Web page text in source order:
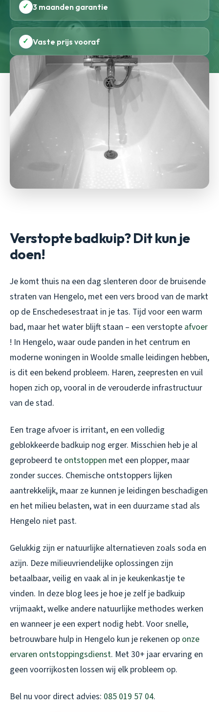
✓ 3 maanden garantie
✓ Vaste prijs vooraf
Verstopte badkuip? Dit kun je
doen!
Je komt thuis na een dag slenteren door de bruisende
straten van Hengelo, met een vers brood van de markt
op de Enschedesestraat in je tas. Tijd voor een warm
bad, maar het water blijft staan – een verstopte afvoer
! In Hengelo, waar oude panden in het centrum en
moderne woningen in Woolde smalle leidingen hebben,
is dit een bekend probleem. Haren, zeepresten en vuil
hopen zich op, vooral in de verouderde infrastructuur
van de stad.
Een trage afvoer is irritant, en een volledig
geblokkeerde badkuip nog erger. Misschien heb je al
geprobeerd te ontstoppen met een plopper, maar
zonder succes. Chemische ontstoppers lijken
aantrekkelijk, maar ze kunnen je leidingen beschadigen
en het milieu belasten, wat in een duurzame stad als
Hengelo niet past.
Gelukkig zijn er natuurlijke alternatieven zoals soda en
azijn. Deze milieuvriendelijke oplossingen zijn
betaalbaar, veilig en vaak al in je keukenkastje te
vinden. In deze blog lees je hoe je zelf je badkuip
vrijmaakt, welke andere natuurlijke methodes werken
en wanneer je een expert nodig hebt. Voor snelle,
betrouwbare hulp in Hengelo kun je rekenen op onze
ervaren ontstoppingsdienst. Met 30+ jaar ervaring en
geen voorrijkosten lossen wij elk probleem op.
Bel nu voor direct advies: 085 019 57 04.